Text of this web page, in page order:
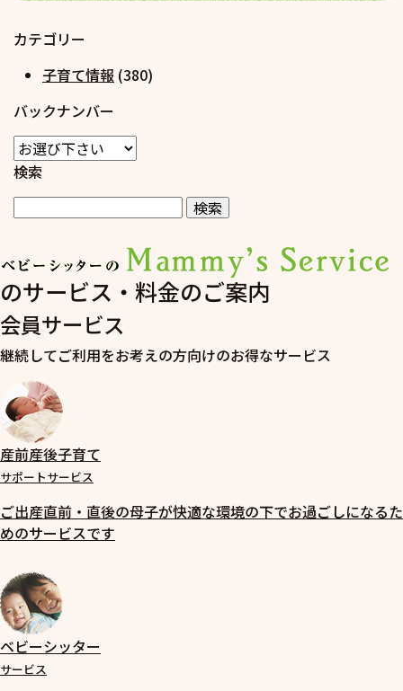
カテゴリー
子育て情報 (380)
バックナンバー
検索
のサービス・料金のご案内
会員サービス
継続してご利用をお考えの方向けのお得なサービス
産前産後子育て
サポートサービス
ご出産直前・直後の母子が快適な環境の下でお過ごしになるた
めのサービスです
ベビーシッター
サービス